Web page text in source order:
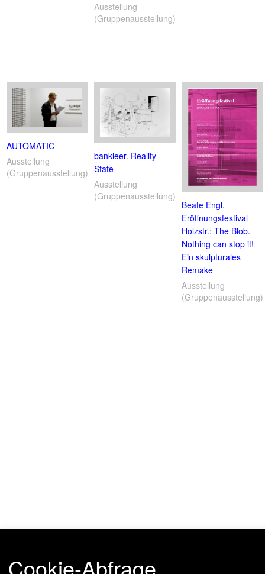
Cookie-Abfrage
Ausstellung
(Gruppenausstellung)
AUTOMATIC
Ausstellung
(Gruppenausstellung)
bankleer. Reality
State
Ausstellung
(Gruppenausstellung)
Beate Engl.
Eröffnungsfestival
Holzstr.: The Blob.
Nothing can stop it!
Ein skulpturales
Remake
Ausstellung
(Gruppenausstellung)